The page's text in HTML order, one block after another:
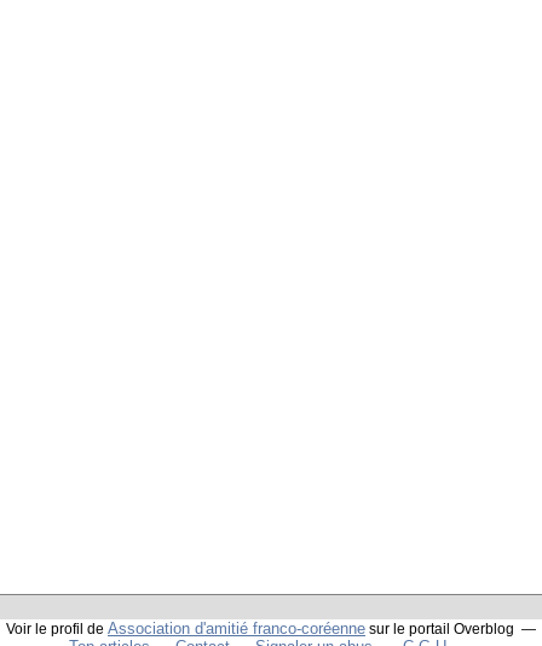
Voir le profil de Association d'amitié franco-coréenne sur le portail Overblog